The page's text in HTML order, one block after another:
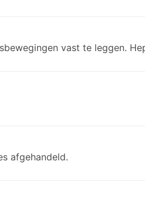
vast te leggen.
afgehandeld.